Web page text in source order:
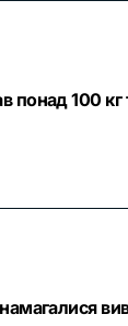
понад 100